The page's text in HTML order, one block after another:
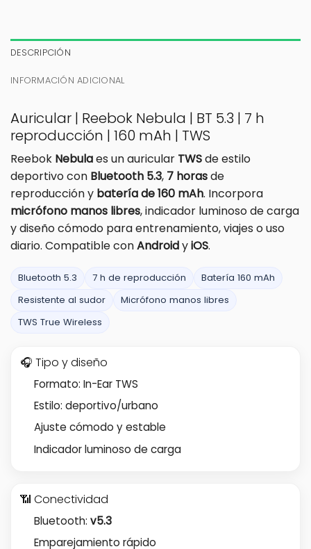
DESCRIPCIÓN
INFORMACIÓN ADICIONAL
Auricular | Reebok Nebula | BT 5.3 | 7 h
reproducción | 160 mAh | TWS
Reebok Nebulaes un auricular TWSde estilo
deportivo con Bluetooth 5.3, 7 horasde
reproducción y batería de 160 mAh. Incorpora
micrófono manos libres, indicador luminoso de carga
y diseño cómodo para entrenamiento, viajes o uso
diario. Compatible conAndroidyiOS.
Bluetooth 5.3 7 h de reproducción
Batería 160 mAh
Resistente al sudor
Micrófono manos libres
TWS True Wireless
🎧 Tipo y diseño
Formato: In-Ear TWS
Estilo: deportivo/urbano
Ajuste cómodo y estable
Indicador luminoso de carga
📶 Conectividad
Bluetooth: v5.3
Emparejamiento rápido